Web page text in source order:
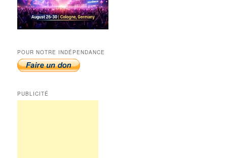
POUR NOTRE INDÉPENDANCE
PUBLICITÉ